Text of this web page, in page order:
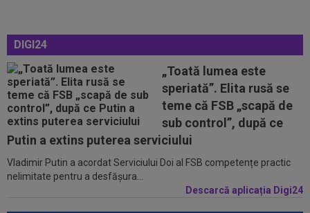
DIGI24
„Toată lumea este
speriată”. Elita rusă se
teme că FSB „scapă de
sub control”, după ce
Putin a extins puterea serviciului
Vladimir Putin a acordat Serviciului Doi al FSB competențe practic
nelimitate pentru a desfășura...
Descarcă aplicația Digi24
23:54
”Păcat!” Adrian Mihalcea a spus totul despre
Alexi Pitu, după ce jucătorul fost...
23:42 EXCLUSIV
2 la 1: au dat verdictul la cea mai
controversată fază din UTA - Rapid...
00:02 EXCLUSIV
Rapid a dat lovitura! Victor
Angelescu a anunțat transferul: "Foarte bun"
00:02 OFICIAL
Dezastru: după Barcelona, a ratat
transferul la încă o echipă de UCL! Picat la...